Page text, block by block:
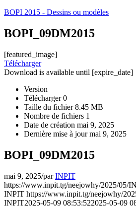
BOPI 2015 - Dessins ou modèles
BOPI_09DM2015
[featured_image]
Télécharger
Download is available until [expire_date]
Version
Télécharger0
Taille du fichier8.45 MB
Nombre de fichiers 1
Date de création mai 9, 2025
Dernière mise à jourmai 9, 2025
BOPI_09DM2015
mai 9, 2025/parINPIT
https://www.inpit.tg/neejowhy/2025/05/
INPIT https://www.inpit.tg/neejowhy/
INPIT2025-05-09 08:53:522025-05-09